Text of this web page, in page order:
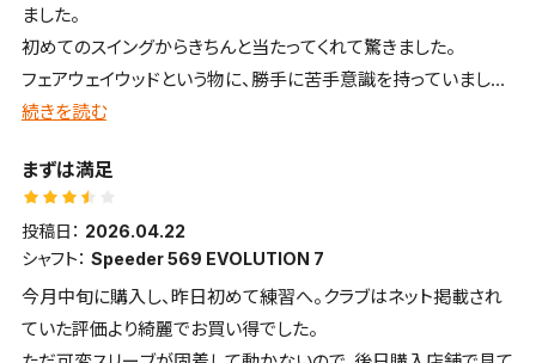
ました。
初めてのスイングからきちんと当たってくれて驚きました。
フェアウェイウッドという物に、勝手に苦手意識を持っていました
が、全くの誤りでした。
続きを読む
まずは満足
投稿日： 2026.04.22
シャフト： Speeder 569 EVOLUTION 7
今月中旬に購入し、昨日初めて練習へ。クラブはネット掲載され
ていた評価より綺麗でお買い得でした。